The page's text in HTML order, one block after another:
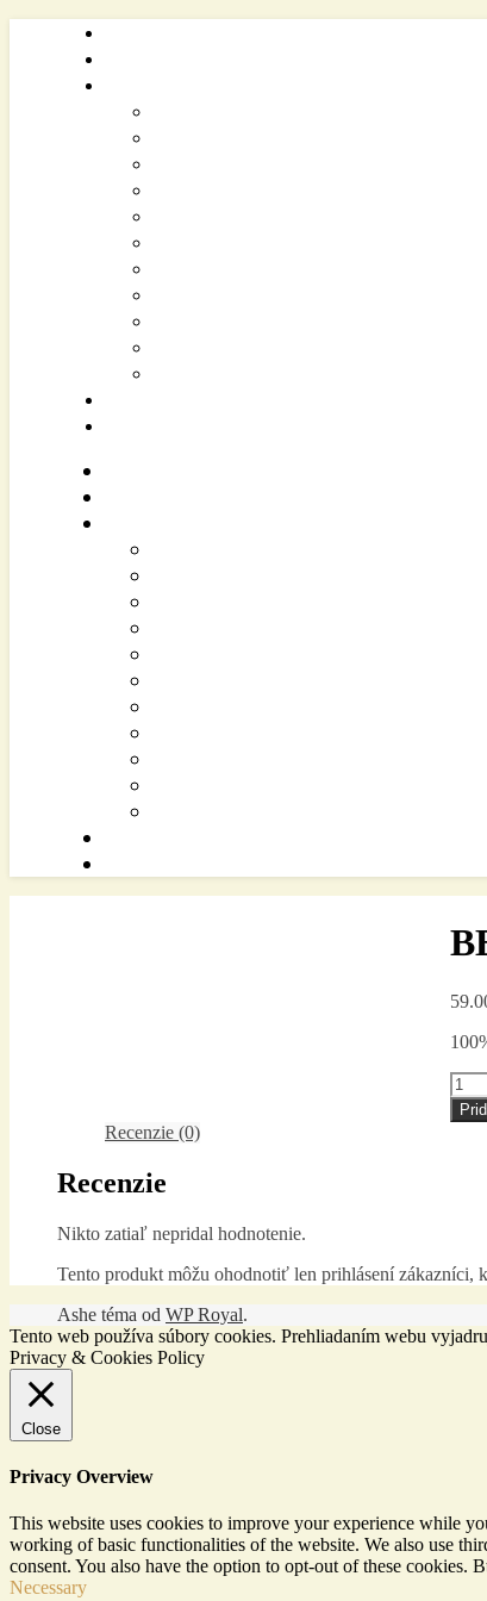
Recenzie (0)
Recenzie
Nikto zatiaľ nepridal hodnotenie.
Tento produkt môžu ohodnotiť len prihlásení zákazníci,
Ashe téma od WP Royal.
Tento web používa súbory cookies. Prehliadaním webu
Privacy & Cookies Policy
Close
Privacy Overview
This website uses cookies to improve your experience while
working of basic functionalities of the website. We also use
consent. You also have the option to opt-out of these cookies.
Necessary